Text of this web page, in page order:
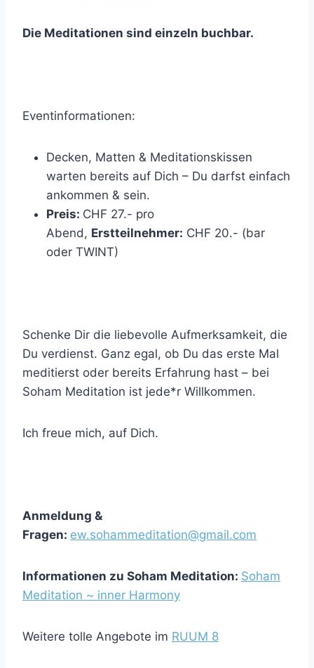
Die Meditationen sind einzeln buchbar.
Eventinformationen:
Decken, Matten & Meditationskissen
warten bereits auf Dich – Du darfst einfach
ankommen & sein.
Preis: CHF 27.- pro
Abend, Erstteilnehmer: CHF 20.- (bar
oder TWINT)
Schenke Dir die liebevolle Aufmerksamkeit, die
Du verdienst. Ganz egal, ob Du das erste Mal
meditierst oder bereits Erfahrung hast – bei
Soham Meditation ist jede*r Willkommen.
Ich freue mich, auf Dich.
Anmeldung &
Fragen: ew.sohammeditation@gmail.com
Informationen zu Soham Meditation: Soham
Meditation ~ inner Harmony
Weitere tolle Angebote im RUUM 8